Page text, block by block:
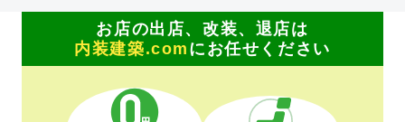
お店の出店、改装、退店は
内装建築.com にお任せください